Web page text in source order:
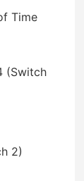
Time
(Switch
2)